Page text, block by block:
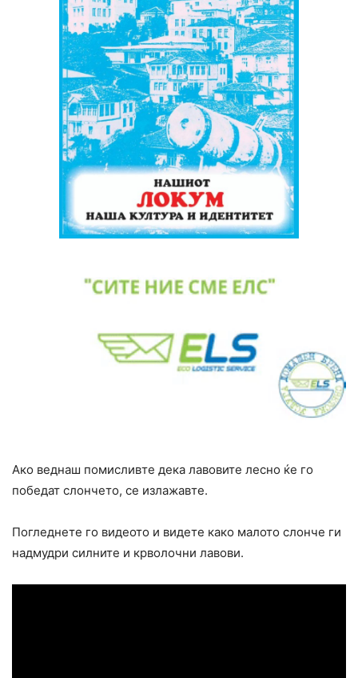
Ако веднаш помисливте дека лавовите лесно ќе го
победат слончето, се излажавте.
Погледнете го видеото и видете како малото слонче ги
надмудри силните и крволочни лавови.